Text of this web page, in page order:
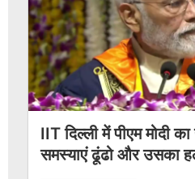
IIT दिल्ली में पीएम मोदी
समस्याएं ढूंढो और उसका